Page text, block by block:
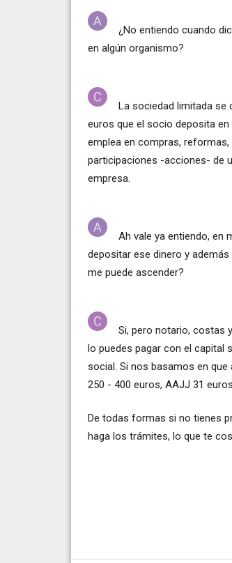
¿No entiendo cuando
en algún organismo?
La sociedad limitada se
euros que el socio deposita
emplea en compras,
participaciones -acciones- de
empresa.
Ah vale ya entiendo, en
depositar ese dinero y
me puede ascender?
Si, pero notario, costas
lo puedes pagar con el capital
social. Si nos basamos en
250 - 400 euros, AAJJ 31
De todas formas si no tienes
haga los trámites, lo que te